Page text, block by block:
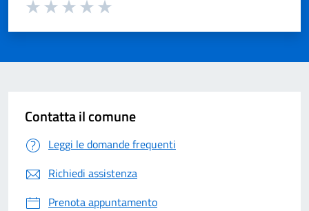
Contatta il comune
Leggi le domande frequenti
Richiedi assistenza
Prenota appuntamento